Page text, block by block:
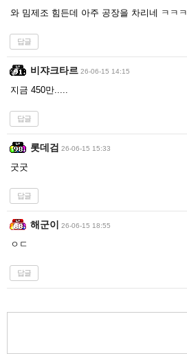
와 밈제조 힘든데 아주 공장을 차리네 ㅋㅋㅋ
답글
비쟈크타르 26-06-15 14:15
지금 450만.....
답글
롯데검 26-06-15 15:33
굿굿
답글
해군이 26-06-15 18:55
ㅇㄷ
답글